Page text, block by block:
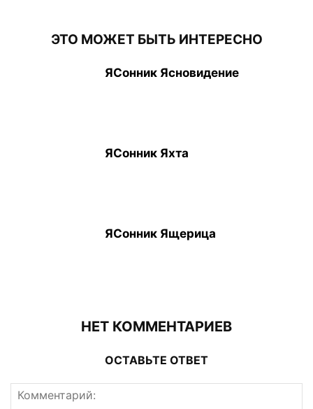
ЭТО МОЖЕТ БЫТЬ ИНТЕРЕСНО
ЯСонник Ясновидение
ЯСонник Яхта
ЯСонник Ящерица
НЕТ КОММЕНТАРИЕВ
ОСТАВЬТЕ ОТВЕТ